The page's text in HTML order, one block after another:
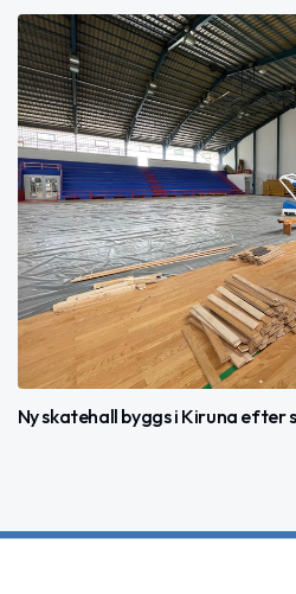
Ny skatehall byggs i Kiruna efter